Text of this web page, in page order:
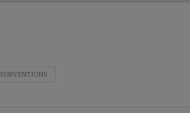
SUBVENTIONS